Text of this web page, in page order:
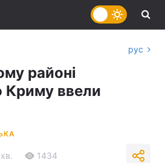
рус
районі
Криму ввели
1434